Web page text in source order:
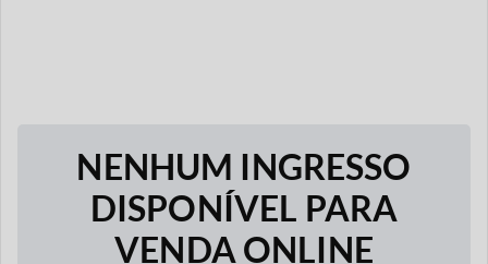
NENHUM INGRESSO
DISPONÍVEL PARA
VENDA ONLINE